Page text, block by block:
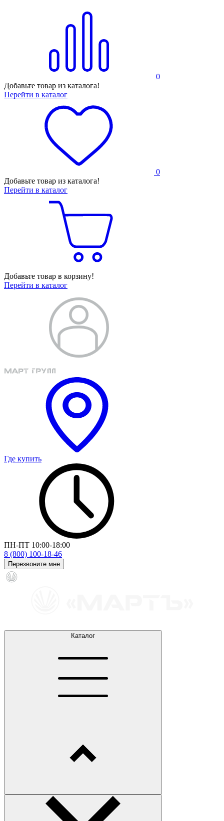
0
Добавьте товар из каталога!
Перейти в каталог
0
Добавьте товар из каталога!
Перейти в каталог
Добавьте товар в корзину!
Перейти в каталог
Где купить
ПН-ПТ 10:00-18:00
8 (800) 100-18-46
Перезвоните мне
Каталог